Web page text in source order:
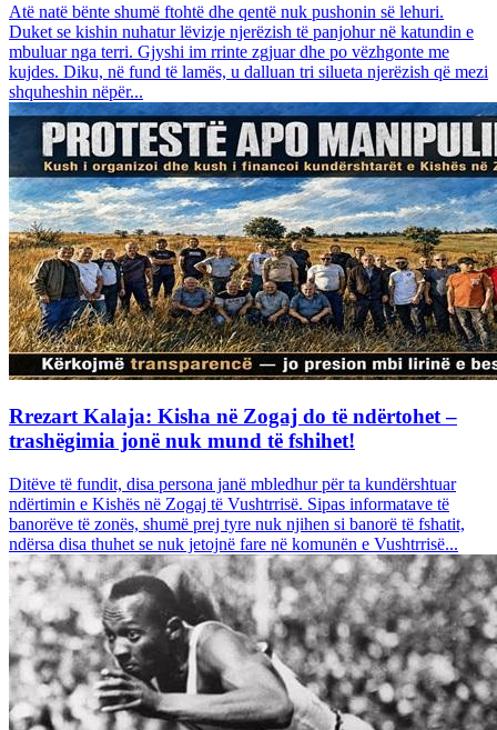
Atë natë bënte shumë ftohtë dhe qentë nuk pushonin së lehuri.
Duket se kishin nuhatur lëvizje njerëzish të panjohur në katundin e
mbuluar nga terri. Gjyshi im rrinte zgjuar dhe po vëzhgonte me
kujdes. Diku, në fund të lamës, u dalluan tri silueta njerëzish që mezi
shquheshin nëpër...
Rrezart Kalaja: Kisha në Zogaj do të ndërtohet –
trashëgimia jonë nuk mund të fshihet!
Ditëve të fundit, disa persona janë mbledhur për ta kundërshtuar
ndërtimin e Kishës në Zogaj të Vushtrrisë. Sipas informatave të
banorëve të zonës, shumë prej tyre nuk njihen si banorë të fshatit,
ndërsa disa thuhet se nuk jetojnë fare në komunën e Vushtrrisë...